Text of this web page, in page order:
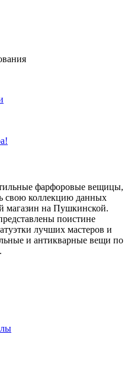
фарфоровые вещицы,
свою коллекцию данных
магазин на Пушкинской.
поистине
лучших мастеров и
и антикварные вещи по